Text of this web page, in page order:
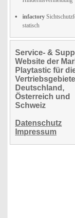
infactory
statisch
Service- &
Website der
Playtastic für
Vertriebsgebiete
Deutschland,
Österreich und
Schweiz
Datenschutz
Impressum